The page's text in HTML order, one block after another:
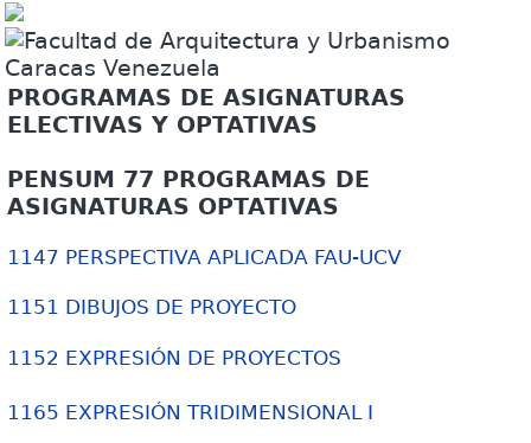
PROGRAMAS DE ASIGNATURAS
ELECTIVAS Y OPTATIVAS
PENSUM 77 PROGRAMAS DE
ASIGNATURAS OPTATIVAS
1147 PERSPECTIVA APLICADA FAU-UCV
1151 DIBUJOS DE PROYECTO
1152 EXPRESIÓN DE PROYECTOS
1165 EXPRESIÓN TRIDIMENSIONAL I